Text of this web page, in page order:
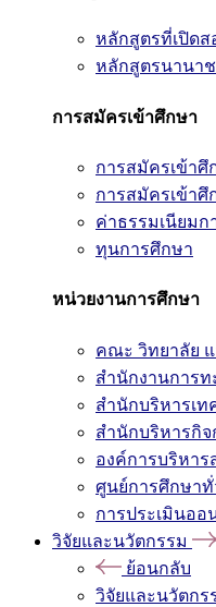
หลักสูตรที่เปิดส
หลักสูตรนานา
การสมัครเข้าศึกษา
การสมัครเข้า
การสมัครเข้า
ค่าธรรมเนียมก
ทุนการศึกษา
หน่วยงานการศึกษา
คณะ วิทยาลัย
สำนักงานการท
สำนักบริหารเท
สำนักบริหารกิ
องค์การบริหาร
ศูนย์การศึกษาทั่
การประเมินออ
วิจัยและนวัตกรรม
ย้อนกลับ
วิจัยและนวัตกร